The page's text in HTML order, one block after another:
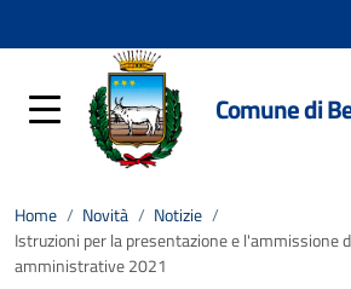
Comune di
Home / Novità / Notizie /
Istruzioni per la presentazione e l'ammissione
amministrative 2021